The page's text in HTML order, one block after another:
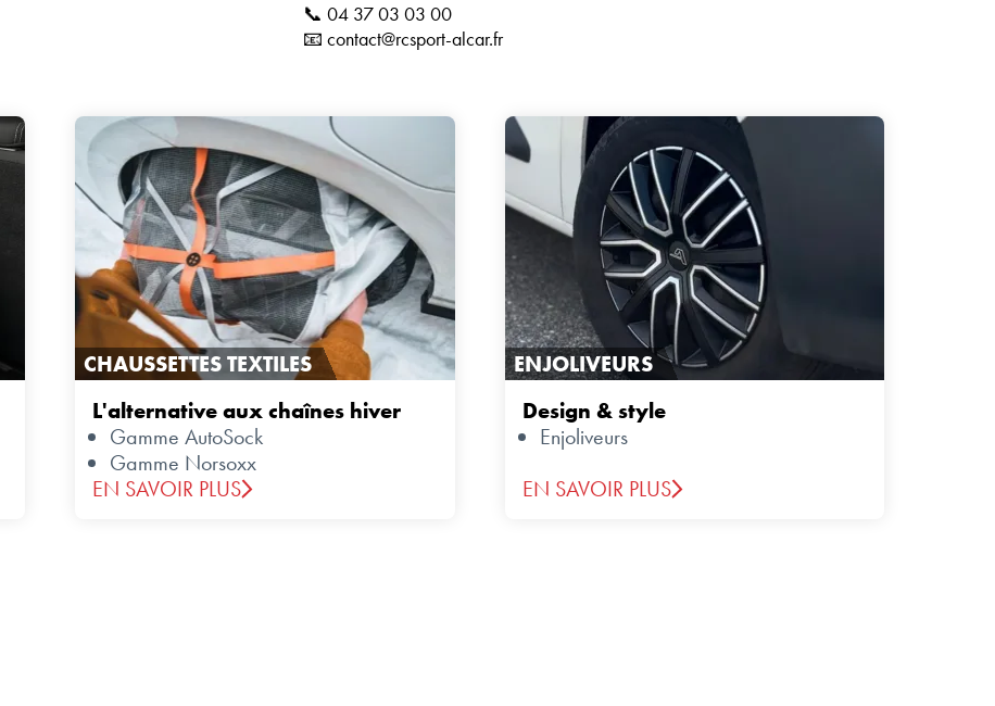
📞 04 37 03 03 00
📧 contact@rcsport-alcar.fr
CHAUSSETTES TEXTILES
L'alternative aux chaînes hiver
Gamme AutoSock
Gamme Norsoxx
EN SAVOIR PLUS
ENJOLIVEURS
Design & style
Enjoliveurs
EN SAVOIR PLUS